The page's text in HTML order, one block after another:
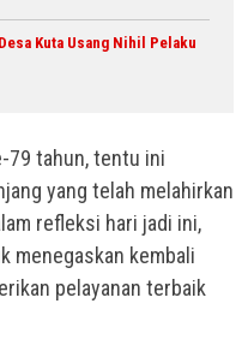
Kuta Usang Nihil Pelaku
79 tahun, tentu ini
yang telah melahirkan
refleksi hari jadi ini,
menegaskan kembali
pelayanan terbaik